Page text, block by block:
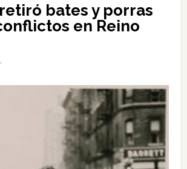
bates y porras
en Reino